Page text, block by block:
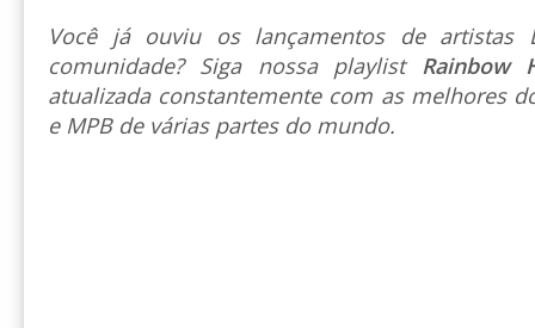
Você já ouviu os lançamentos de artistas
comunidade? Siga nossa playlist Rainbow
atualizada constantemente com as melhores
e MPB de várias partes do mundo.